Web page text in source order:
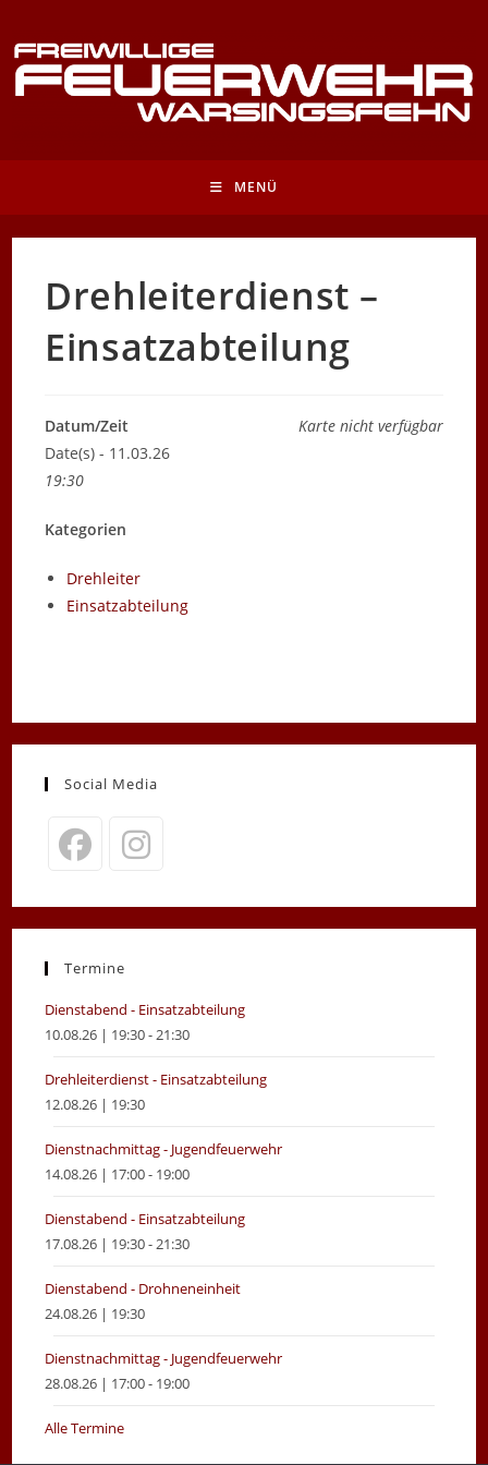
Inhalt
springen
MENÜ
Drehleiterdienst –
Einsatzabteilung
Karte nicht verfügbar
Datum/Zeit
Date(s) - 11.03.26
19:30
Kategorien
Drehleiter
Einsatzabteilung
Social Media
in
new
in
new
Termine
Dienstabend - Einsatzabteilung
10.08.26 | 19:30 - 21:30
Drehleiterdienst - Einsatzabteilung
12.08.26 | 19:30
Dienstnachmittag - Jugendfeuerwehr
14.08.26 | 17:00 - 19:00
Dienstabend - Einsatzabteilung
17.08.26 | 19:30 - 21:30
Dienstabend - Drohneneinheit
24.08.26 | 19:30
Dienstnachmittag - Jugendfeuerwehr
28.08.26 | 17:00 - 19:00
Alle Termine